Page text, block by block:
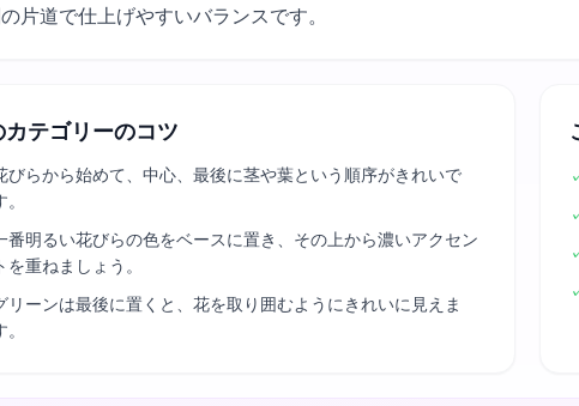
片道で仕上げやすいバランスです。
カテゴリーのコツ
びらから始めて、中心、最後に茎や葉という順序がきれいで
。
番明るい花びらの色をベースに置き、その上から濃いアクセン
を重ねましょう。
リーンは最後に置くと、花を取り囲むようにきれいに見えま
。